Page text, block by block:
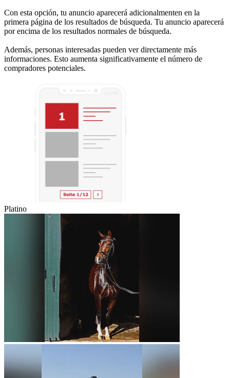
Con esta opción, tu anuncio aparecerá adicionalmenten en la
primera página de los resultados de búsqueda. Tu anuncio aparecerá
por encima de los resultados normales de búsqueda.
Además, personas interesadas pueden ver directamente más
informaciones. Esto aumenta significativamente el número de
compradores potenciales.
Platino